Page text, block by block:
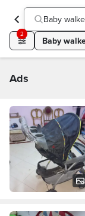
Baby
2
Baby
Ads